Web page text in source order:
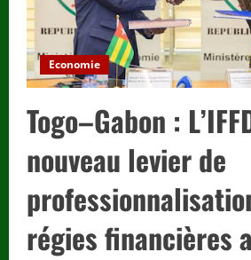
Economie
Togo–Gabon :
nouveau levier de
régies financières